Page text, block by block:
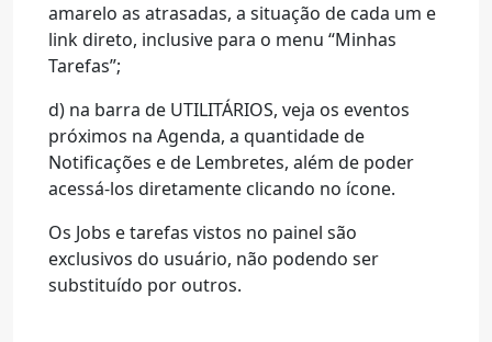
amarelo as atrasadas, a situação de cada um e
link direto, inclusive para o menu “Minhas
Tarefas”;
d) na barra de UTILITÁRIOS, veja os eventos
próximos na Agenda, a quantidade de
Notificações e de Lembretes, além de poder
acessá-los diretamente clicando no ícone.
Os Jobs e tarefas vistos no painel são
exclusivos do usuário, não podendo ser
substituído por outros.